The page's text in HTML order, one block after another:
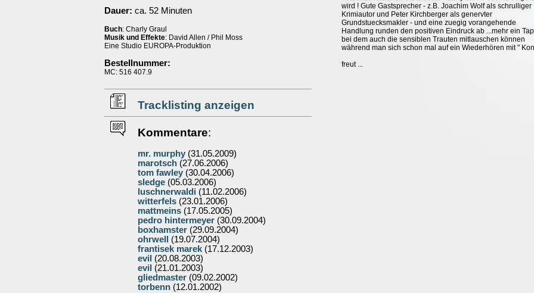
Dauer: ca. 52 Minuten
Buch: Charly Graul
Musik und Effekte: David Allen / Phil Moss
Eine Studio EUROPA-Produktion
Bestellnummer:
MC: 516 407.9
Tracklisting anzeigen
Kommentare:
mr. murphy (31.05.2009)
marotsch (27.06.2006)
tom fawley (30.04.2006)
sledge (05.03.2006)
luschnerwaldi (11.02.2006)
witterfels (23.01.2006)
mattmeins (17.05.2005)
pedro hintermeyer (30.09.2004)
boxhamster (29.09.2004)
ohrwell
(19.07.2004)
frantisek marek (17.12.2003)
evil (20.08.2003)
evil (21.01.2003)
gliedmaster (09.02.2002)
torbenn (12.01.2002)
wird ! Gute Gastsprecher - z.B. Joachim Wolf als schrulliger
Krimiautor und Peter Kirchberger als genervter
Grundstuecksmakler - und eine zuegig vorangehende
Handlung runden den positiven Eindruck ab ...mehr ein
bei dem auch die sensiblen Trauten mitlauschen können
während man sich schon mal auf ein Wiederhören mit "
freut ...